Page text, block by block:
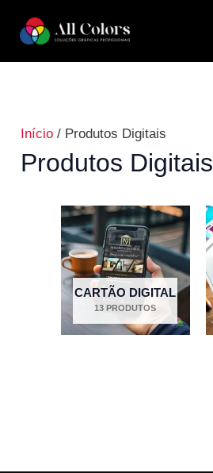
para
Início / Produtos Digitais
Produtos Digitais
CARTÃO DIGITAL
13 PRODUTOS